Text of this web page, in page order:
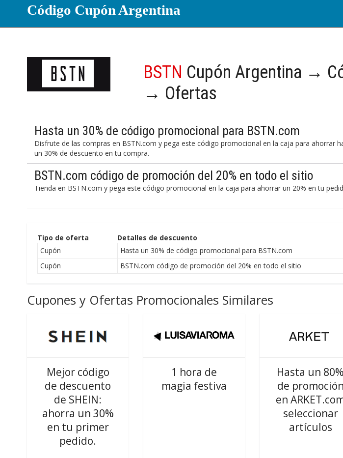
Código Cupón Argentina
BSTN Cupón Argentina →
→ Ofertas
Hasta un 30% de código promocional para BSTN.com
Disfrute de las compras en BSTN.com y pega este código promocional en la caja para ahorrar
un 30% de descuento en tu compra.
BSTN.com código de promoción del 20% en todo el sitio
Tienda en BSTN.com y pega este código promocional en la caja para ahorrar un 20% en tu
Tipo de oferta Detalles de descuento
Cupón
Hasta un 30% de código promocional para BSTN.com
Cupón
BSTN.com código de promoción del 20% en todo el sitio
Cupones y Ofertas Promocionales Similares
Mejor código
de descuento
de SHEIN:
ahorra un 30%
en tu primer
pedido.
1 hora de
magia festiva
Hasta un 80%
de promoción
en
seleccionar
artículos